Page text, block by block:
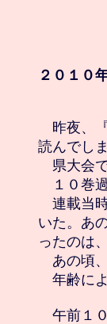
２０１０
昨夜、
読んでし
県大会で
１０巻
連載当
いた。あ
ったのは
あの頃、
年齢に
午前１０